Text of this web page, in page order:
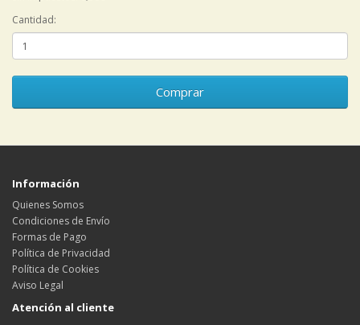
Cantidad:
Comprar
Información
Quienes Somos
Condiciones de Envío
Formas de Pago
Política de Privacidad
Política de Cookies
Aviso Legal
Atención al cliente